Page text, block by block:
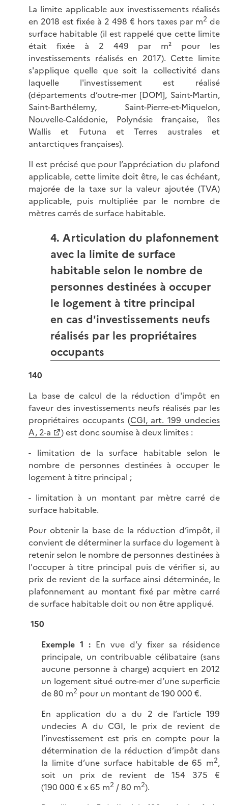
La limite applicable aux investissements réalisés
en 2018 est fixée à 2 498 € hors taxes par m2 de
surface habitable (il est rappelé que cette limite
était fixée à 2 449 par m² pour les
investissements réalisés en 2017). Cette limite
s'applique quelle que soit la collectivité dans
laquelle l'investissement est réalisé
(départements d’outre-mer [DOM], Saint-Martin,
Saint-Barthélemy, Saint-Pierre-et-Miquelon,
Nouvelle-Calédonie, Polynésie française, îles
Wallis et Futuna et Terres australes et
antarctiques françaises).
Il est précisé que pour l’appréciation du plafond
applicable, cette limite doit être, le cas échéant,
majorée de la taxe sur la valeur ajoutée (TVA)
applicable, puis multipliée par le nombre de
mètres carrés de surface habitable.
4. Articulation du plafonnement
avec la limite de surface
habitable selon le nombre de
personnes destinées à occuper
le logement à titre principal
en cas d'investissements neufs
réalisés par les propriétaires
occupants
140
La base de calcul de la réduction d'impôt en
faveur des investissements neufs réalisés par les
propriétaires occupants (CGI, art. 199 undecies
A, 2-a
) est donc soumise à deux limites :
- limitation de la surface habitable selon le
nombre de personnes destinées à occuper le
logement à titre principal ;
- limitation à un montant par mètre carré de
surface habitable.
Pour obtenir la base de la réduction d’impôt, il
convient de déterminer la surface du logement à
retenir selon le nombre de personnes destinées à
l'occuper à titre principal puis de vérifier si, au
prix de revient de la surface ainsi déterminée, le
plafonnement au montant fixé par mètre carré
de surface habitable doit ou non être appliqué.
150
Exemple 1 :En vue d’y fixer sa résidence
principale, un contribuable célibataire (sans
aucune personne à charge) acquiert en 2012
un logement situé outre-mer d’une superficie
de 80 m2pour un montant de 190 000 €.
En application du a du 2 de l’article 199
undecies A du CGI, le prix de revient de
l’investissement est pris en compte pour la
détermination de la réduction d’impôt dans
la limite d’une surface habitable de 65 m2,
soit un prix de revient de 154 375 €
(190 000 € x 65 m2/ 80 m2).